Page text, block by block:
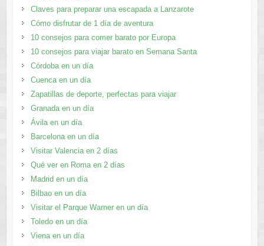
Claves para preparar una escapada a Lanzarote
Cómo disfrutar de 1 día de aventura
10 consejos para comer barato por Europa
10 consejos para viajar barato en Semana Santa
Córdoba en un día
Cuenca en un día
Zapatillas de deporte, perfectas para viajar
Granada en un día
Ávila en un día
Barcelona en un día
Visitar Valencia en 2 días
Qué ver en Roma en 2 días
Madrid en un día
Bilbao en un día
Visitar el Parque Warner en un día
Toledo en un día
Viena en un día